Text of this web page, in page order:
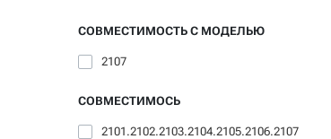
СОВМЕСТИМОСТЬ С МОДЕЛЬЮ
2107
СОВМЕСТИМОСЬ
2101.2102.2103.2104.2105.2106.2107